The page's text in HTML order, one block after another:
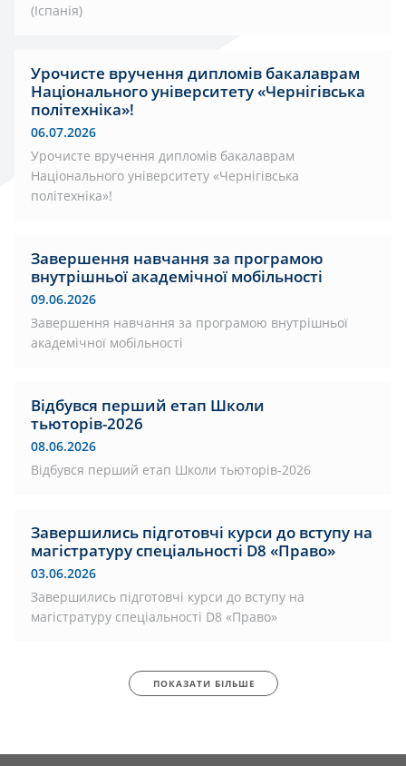
(Іспанія)
Урочисте вручення дипломів бакалаврам
Національного університету «Чернігівська
політехніка»!
06.07.2026
Урочисте вручення дипломів бакалаврам
Національного університету «Чернігівська
політехніка»!
Завершення навчання за програмою
внутрішньої академічної мобільності
09.06.2026
Завершення навчання за програмою внутрішньої
академічної мобільності
Відбувся перший етап Школи
тьюторів-2026
08.06.2026
Відбувся перший етап Школи тьюторів-2026
Завершились підготовчі курси до вступу на
магістратуру спеціальності D8 «Право»
03.06.2026
Завершились підготовчі курси до вступу на
магістратуру спеціальності D8 «Право»
ПОКАЗАТИ БІЛЬШЕ